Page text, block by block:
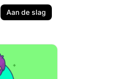
Aan de slag